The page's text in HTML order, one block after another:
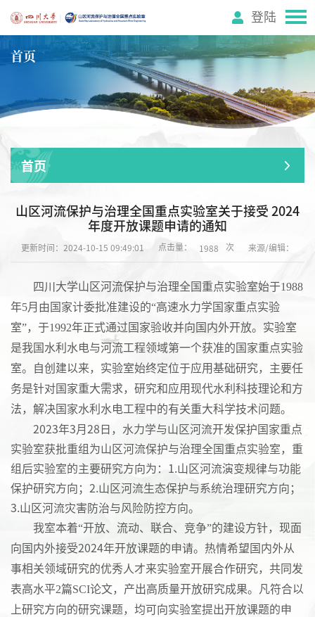
登陆
首页
首页
山区河流保护与治理全国重点实验室关于接受 2024
年度开放课题申请的通知
更新时间：2024-10-15 09:49:01 点击量： 1988 次 来源/编辑：
四川大学山区河流保护与治理全国重点实验室始于1988
年5月由国家计委批准建设的“高速水力学国家重点实验
室”，于1992年正式通过国家验收并向国内外开放。实验室
是我国水利水电与河流工程领域第一个获准的国家重点实验
室。自创建以来，实验室始终定位于应用基础研究，主要任
务是针对国家重大需求，研究和应用现代水利科技理论和方
法，解决国家水利水电工程中的有关重大科学技术问题。
2023年3月28日，水力学与山区河流开发保护国家重点
实验室获批重组为山区河流保护与治理全国重点实验室，重
组后实验室的主要研究方向为：1.山区河流演变规律与功能
保护研究方向；2.山区河流生态保护与系统治理研究方向；
3.山区河流灾害防治与风险防控方向。
我室本着“开放、流动、联合、竞争”的建设方针，现面
向国内外接受2024年开放课题的申请。热情希望国内外从
事相关领域研究的优秀人才来实验室开展合作研究，共同发
表高水平2篇SCI论文，产出高质量开放研究成果。
凡符合以
上研究方向的研究课题，均可向实验室提出开放课题的申